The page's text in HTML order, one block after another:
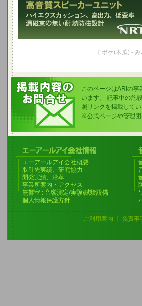
《 ボケ(木瓜) -
このページはARIの
います。 記事中の施
照リンクを掲載して
※公式ページや管理
エーアールアイ会社概要
取引先実績、研究協力
開発実績、沿革
事業所案内・アクセス
無響室 : 音響測定/実験/試験設備
個人情報保護方針
ご利用案内 免責事